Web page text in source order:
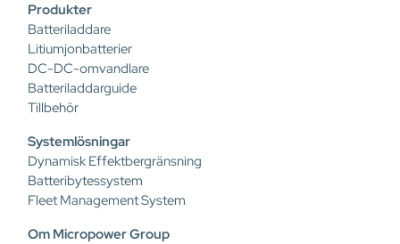
Produkter
Batteriladdare
Litiumjonbatterier
DC-DC-omvandlare
Batteriladdarguide
Tillbehör
Systemlösningar
Dynamisk Effektbergränsning
Batteribytessystem
Fleet Management System
Om Micropower Group